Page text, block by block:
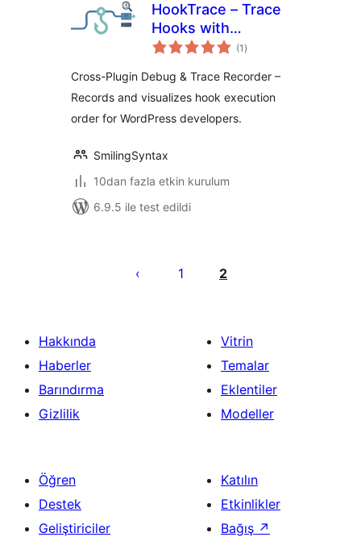
HookTrace – Trace
Hooks with
Precision
(1 toplam
puan
)
Cross-Plugin Debug & Trace Recorder –
Records and visualizes hook execution
order for WordPress developers.
SmilingSyntax
10dan fazla etkin kurulum
6.9.5 ile test edildi
sayfalaması1 2
Hakkında
Haberler
Barındırma
Gizlilik
Vitrin
Temalar
Eklentiler
Modeller
Öğren
Destek
Geliştiriciler
Katılın
Etkinlikler
Bağış ↗